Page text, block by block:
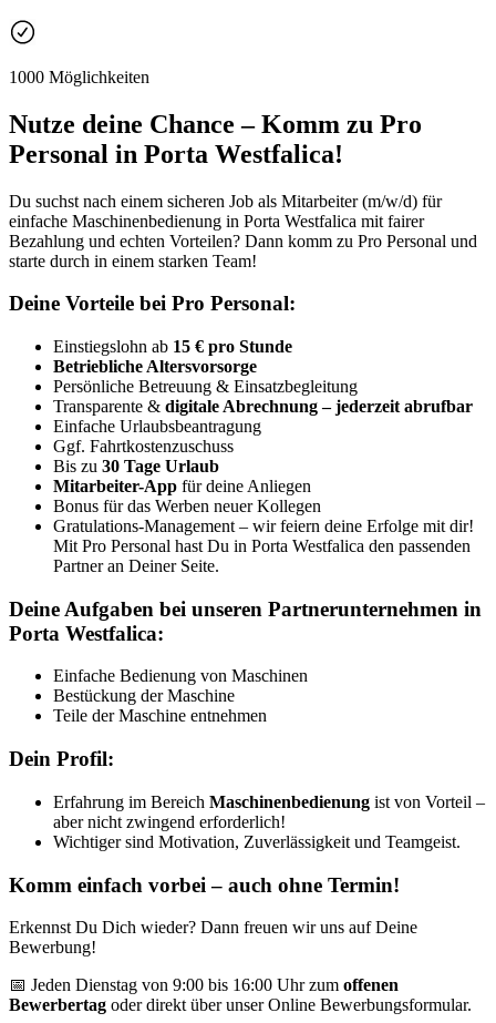
1000 Möglichkeiten
Nutze deine Chance – Komm zu Pro
Personal in Porta Westfalica!
Du suchst nach einem sicheren Job als Mitarbeiter (m/w/d) für
einfache Maschinenbedienung in Porta Westfalica mit fairer
Bezahlung und echten Vorteilen? Dann komm zu Pro Personal und
starte durch in einem starken Team!
Deine Vorteile bei Pro Personal:
Einstiegslohn ab 15 € pro Stunde
Betriebliche Altersvorsorge
Persönliche Betreuung & Einsatzbegleitung
Transparente & digitale Abrechnung – jederzeit abrufbar
Einfache Urlaubsbeantragung
Ggf. Fahrtkostenzuschuss
Bis zu 30 Tage Urlaub
Mitarbeiter-App für deine Anliegen
Bonus für das Werben neuer Kollegen
Gratulations-Management – wir feiern deine Erfolge mit dir!
Mit Pro Personal hast Du in Porta Westfalica den passenden
Partner an Deiner Seite.
Deine Aufgaben bei unseren Partnerunternehmen in
Porta Westfalica:
Einfache Bedienung von Maschinen
Bestückung der Maschine
Teile der Maschine entnehmen
Dein Profil:
Erfahrung im Bereich Maschinenbedienung ist von Vorteil –
aber nicht zwingend erforderlich!
Wichtiger sind Motivation, Zuverlässigkeit und Teamgeist.
Komm einfach vorbei – auch ohne Termin!
Erkennst Du Dich wieder? Dann freuen wir uns auf Deine
Bewerbung!
📅 Jeden Dienstag von 9:00 bis 16:00 Uhr zum offenen
Bewerbertag oder direkt über unser Online Bewerbungsformular.